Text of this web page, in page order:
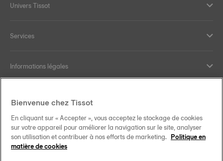
Univers Tissot
Services
Informations légales
Nos engagements
Bienvenue chez Tissot
En cliquant sur « Accepter », vous acceptez le stockage de cookies
sur votre appareil pour améliorer la navigation sur le site, analyser
son utilisation et contribuer à nos efforts de marketing. Politique en
matière de cookies